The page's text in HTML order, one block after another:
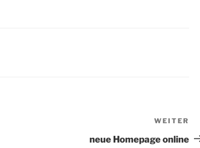
WEITER
neue Homepage online